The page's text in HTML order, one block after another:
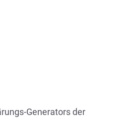
Generators der